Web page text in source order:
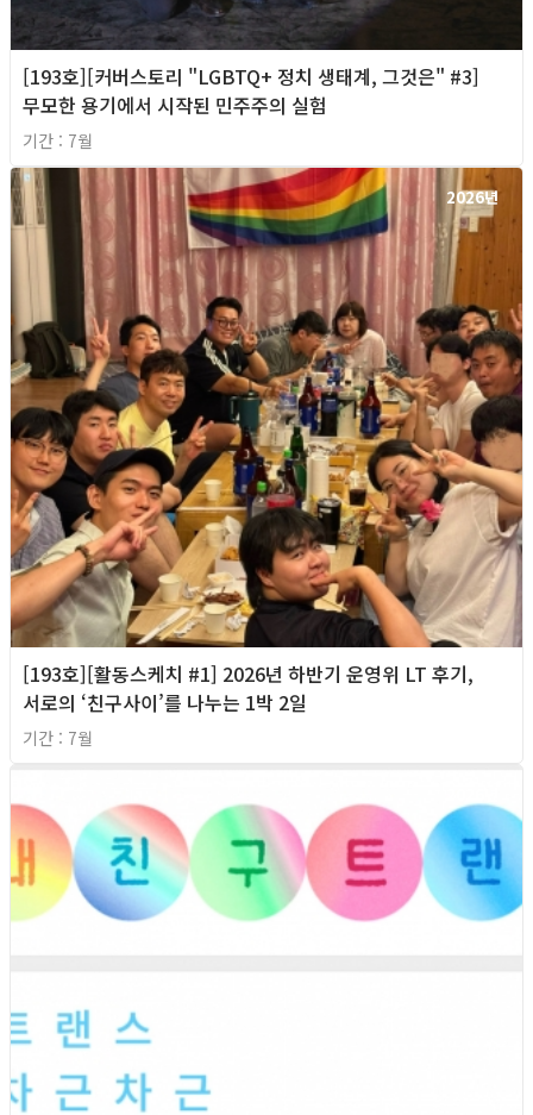
[193호][커버스토리 "LGBTQ+ 정치 생태계, 그것은" #3]
무모한 용기에서 시작된 민주주의 실험
기간 : 7월
2026년
[193호][활동스케치 #1] 2026년 하반기 운영위 LT 후기,
서로의 ‘친구사이’를 나누는 1박 2일
기간 : 7월